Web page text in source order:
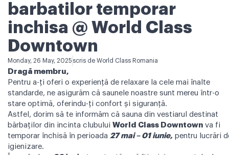
barbatilor temporar
inchisa @ World Class
Downtown
Monday, 26 May, 2025 scris de World Class Romania
Dragă membru,
Pentru a-ți oferi o experiență de relaxare la cele mai înalte
standarde, ne asigurăm că saunele noastre sunt mereu într-o
stare optimă, oferindu-ți confort și siguranță.
Astfel, dorim să te informăm că sauna din vestiarul destinat
bărbaților din incinta clubului World Class Downtown va fi
temporar închisă în perioada 27 mai – 01 iunie, pentru lucrări
igienizare.